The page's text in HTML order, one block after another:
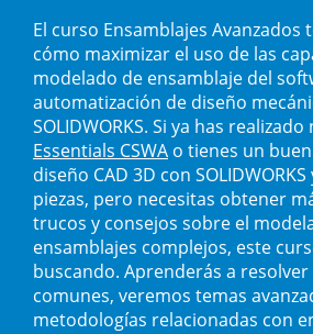
El curso Ensamblajes Avanzados
cómo maximizar el uso de las
modelado de ensamblaje del
automatización de diseño
SOLIDWORKS. Si ya has
Essentials CSWA o tienes un
diseño CAD 3D con
piezas, pero necesitas obtener
trucos y consejos sobre el
ensamblajes complejos, este
buscando. Aprenderás a
comunes, veremos temas
metodologías relacionadas con